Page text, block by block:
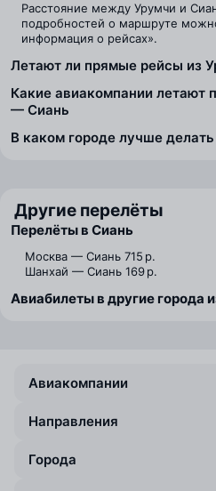
Расстояние между Урумчи и
подробностей о маршруте
информация о рейсах».
Летают ли прямые рейсы из
Какие авиакомпании летают
— Сиань
В каком городе лучше
Другие перелёты
Перелёты в Сиань
Москва — Сиань 715 р.
Шанхай — Сиань 169 р.
Авиабилеты в другие города
Авиакомпании
Направления
Города